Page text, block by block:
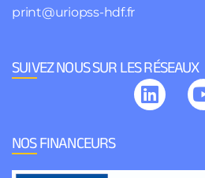
print@uriopss-hdf.fr
SUIVEZ NOUS SUR LES RÉSEAUX
NOS FINANCEURS